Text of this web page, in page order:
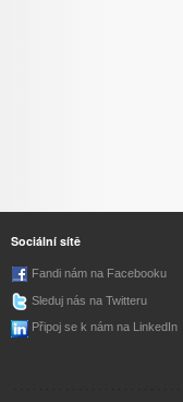
Sociální sítě
Fandi nám na Facebooku
Sleduj nás na Twitteru
Připoj se k nám na LinkedIn